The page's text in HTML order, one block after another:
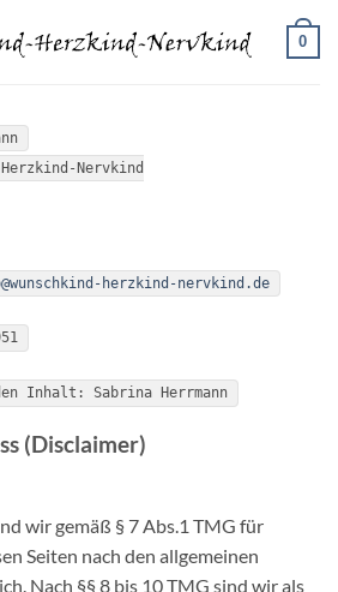
0
Nervkind
herzkind-nervkind.de
Inhalt: Sabrina Herrmann
(Disclaimer)
wir gemäß § 7 Abs.1 TMG für
Seiten nach den allgemeinen
Nach §§ 8 bis 10 TMG sind wir als